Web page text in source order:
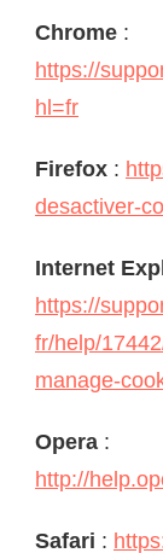
Chrome :
https://
hl=fr
Firefox :
desactiver-
Internet
https://
fr/help/
manage-
Opera :
http://
Safari :